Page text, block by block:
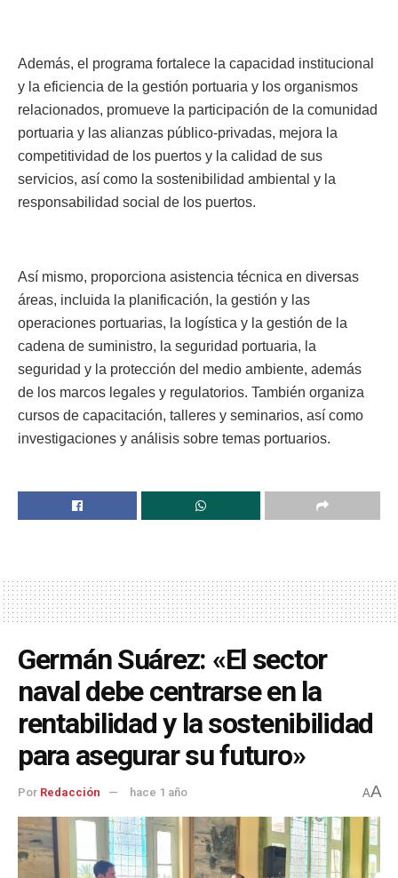
Además, el programa fortalece la capacidad institucional
y la eficiencia de la gestión portuaria y los organismos
relacionados, promueve la participación de la comunidad
portuaria y las alianzas público-privadas, mejora la
competitividad de los puertos y la calidad de sus
servicios, así como la sostenibilidad ambiental y la
responsabilidad social de los puertos.
Así mismo, proporciona asistencia técnica en diversas
áreas, incluida la planificación, la gestión y las
operaciones portuarias, la logística y la gestión de la
cadena de suministro, la seguridad portuaria, la
seguridad y la protección del medio ambiente, además
de los marcos legales y regulatorios. También organiza
cursos de capacitación, talleres y seminarios, así como
investigaciones y análisis sobre temas portuarios.
Germán Suárez: «El sector
naval debe centrarse en la
rentabilidad y la sostenibilidad
para asegurar su futuro»
Por Redacción hace 1 año AA